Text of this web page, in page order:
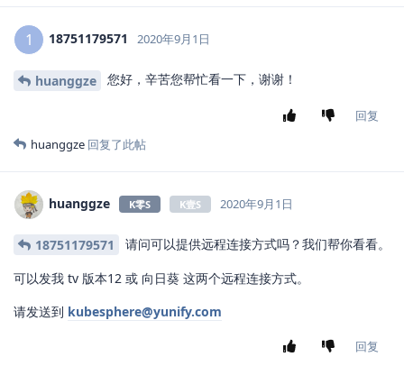
1 18751179571 2020年9月1日
huanggze 您好，辛苦您帮忙看一下，谢谢！
回复
huanggze 回复了此帖
huanggze K零S K壹S 2020年9月1日
18751179571 请问可以提供远程连接方式吗？我们帮你看看。
可以发我 tv 版本12 或 向日葵 这两个远程连接方式。
请发送到 kubesphere@yunify.com
回复